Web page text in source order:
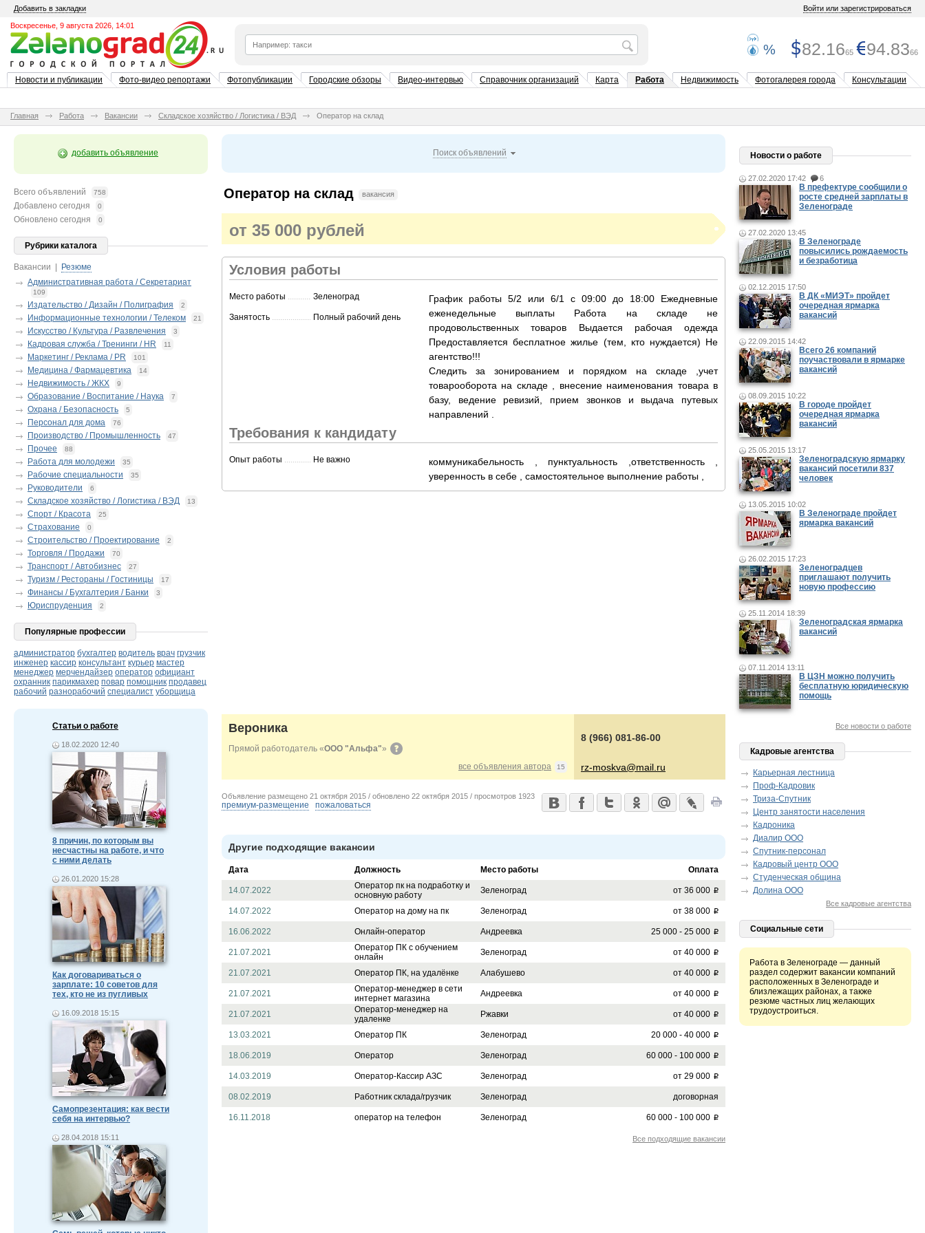
Добавить в закладки Войти или зарегистрироваться
Воскресенье, 9 августа 2026, 14:01
% 82.1665 94.8366
Новости и публикации Фото-видео репортажи Фотопубликации Городские обзоры Видео-интервью Справочник организаций Карта Работа Недвижимость Фотогалерея города Консультации
Главная Работа Вакансии Складское хозяйство / Логистика / ВЭД Оператор на склад
добавить объявление
Всего объявлений 758
Добавлено сегодня 0
Обновлено сегодня 0
Рубрики каталога
Вакансии
Резюме
Административная работа / Секретариат
109
Издательство / Дизайн / Полиграфия 2
Информационные технологии / Телеком 21
Искусство / Культура / Развлечения 3
Кадровая служба / Тренинги / HR 11
Маркетинг / Реклама / PR 101
Медицина / Фармацевтика 14
Недвижимость / ЖКХ 9
Образование / Воспитание / Наука 7
Охрана / Безопасность 5
Персонал для дома 76
Производство / Промышленность 47
Прочее 88
Работа для молодежи 35
Рабочие специальности 35
Руководители 6
Складское хозяйство / Логистика / ВЭД 13
Спорт / Красота 25
Страхование 0
Строительство / Проектирование 2
Торговля / Продажи 70
Транспорт / Автобизнес 27
Туризм / Рестораны / Гостиницы 17
Финансы / Бухгалтерия / Банки 3
Юриспруденция 2
Популярные профессии
администратор бухгалтер водитель врач грузчик
инженер кассир консультант курьер мастер
менеджер мерчендайзер оператор официант
охранник парикмахер повар помощник продавец
рабочий разнорабочий специалист уборщица
Статьи о работе
18.02.2020 12:40
8 причин, по которым вы
несчастны на работе, и что
с ними делать
26.01.2020 15:28
Как договариваться о
зарплате: 10 советов для
тех, кто не из пугливых
16.09.2018 15:15
Самопрезентация: как вести
себя на интервью?
28.04.2018 15:11
Поиск объявлений
Оператор на склад вакансия
от 35 000 рублей
Условия работы
Место работы ........................................................................................................................................................................................................
Зеленоград
Занятость ........................................................................................................................................................................................................
Полный рабочий день
График работы 5/2 или 6/1 с 09:00 до 18:00 Ежедневные
еженедельные выплаты Работа на складе не
продовольственных товаров Выдается рабочая одежда
Предоставляется бесплатное жилье (тем, кто нуждается) Не
агентство!!!
Следить за зонированием и порядком на складе ,учет
товарооборота на складе , внесение наименования товара в
базу, ведение ревизий, прием звонков и выдача путевых
направлений .
Требования к кандидату
Опыт работы ........................................................................................................................................................................................................
Не важно
коммуникабельность , пунктуальность ,ответственность ,
уверенность в себе , самостоятельное выполнение работы ,
Вероника
Прямой работодатель «ООО "Альфа"»
8 (966) 081-86-00
все объявления автора 15 rz-moskva@mail.ru
Объявление размещено 21 октября 2015 / обновлено 22 октября 2015 / просмотров 1923
премиум-размещение пожаловаться
Другие подходящие вакансии
Дата Должность Место работы Оплата
14.07.2022
Оператор пк на подработку и
основную работу
Зеленоград от 36 000 p
14.07.2022 Оператор на дому на пк Зеленоград от 38 000 p
16.06.2022 Онлайн-оператор Андреевка 25 000 - 25 000 p
21.07.2021
Оператор ПК с обучением
онлайн
Зеленоград от 40 000 p
21.07.2021 Оператор ПК, на удалёнке Алабушево от 40 000 p
21.07.2021
Оператор-менеджер в сети
интернет магазина
Андреевка от 40 000 p
21.07.2021
Оператор-менеджер на
удаленке
Ржавки от 40 000 p
13.03.2021 Оператор ПК Зеленоград 20 000 - 40 000 p
18.06.2019 Оператор Зеленоград 60 000 - 100 000 p
14.03.2019 Оператор-Кассир АЗС Зеленоград от 29 000 p
08.02.2019 Работник склада/грузчик Зеленоград договорная
16.11.2018 оператор на телефон Зеленоград 60 000 - 100 000 p
Все подходящие вакансии
Новости о работе
27.02.2020 17:42 6
В префектуре сообщили о
росте средней зарплаты в
Зеленограде
27.02.2020 13:45
В Зеленограде
повысились рождаемость
и безработица
02.12.2015 17:50
В ДК «МИЭТ» пройдет
очередная ярмарка
вакансий
22.09.2015 14:42
Всего 26 компаний
поучаствовали в ярмарке
вакансий
08.09.2015 10:22
В городе пройдет
очередная ярмарка
вакансий
25.05.2015 13:17
Зеленоградскую ярмарку
вакансий посетили 837
человек
13.05.2015 10:02
В Зеленограде пройдет
ярмарка вакансий
26.02.2015 17:23
Зеленоградцев
приглашают получить
новую профессию
25.11.2014 18:39
Зеленоградская ярмарка
вакансий
07.11.2014 13:11
В ЦЗН можно получить
бесплатную юридическую
помощь
Все новости о работе
Кадровые агентства
Карьерная лестница
Проф-Кадровик
Триза-Спутник
Центр занятости населения
Кадроника
Диалир ООО
Спутник-персонал
Кадровый центр ООО
Студенческая община
Долина ООО
Все кадровые агентства
Социальные сети
Работа в Зеленограде — данный
раздел содержит вакансии компаний
расположенных в Зеленограде и
близлежащих районах, а также
резюме частных лиц желающих
трудоустроиться.